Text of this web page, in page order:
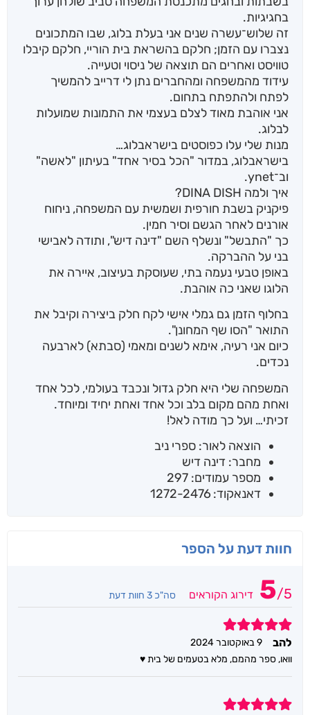
בחגיגיות.
זה שלוש־עשרה שנים אני בעלת בלוג, שבו המתכונים
נצברו עם הזמן; חלקם בהשראת בית הוריי, חלקם קיבלו
טוויסט ואחרים הם תוצאה של ניסוי וטעייה.
עידוד מהמשפחה ומהחברים נתן לי דרייב להמשיך
לפתח ולהתפתח בתחום.
אני אוהבת מאוד לצלם בעצמי את התמונות שמועלות
לבלוג.
מנות שלי עלו כפוסטים בישראבלוג…
בישראבלוג, במדור "הכל בסיר אחד" בעיתון "לאשה"
וב־ynet.
איך ולמה DINA DISH?
פיקניק בשבת חורפית ושמשית עם המשפחה, ניחוח
אורנים לאחר הגשם וסיר חמין.
כך "התבשל" ונשלף השם "דינה דיש", ותודה לאבישי
בני על ההברקה.
באופן טבעי נעמה בתי, שעוסקת בעיצוב, איירה את
הלוגו שאני כה אוהבת.
בחלוף הזמן גם גמלי אישי לקח חלק ביצירה וקיבל את
התואר "הסו שף המחונן".
כיום אני רעיה, אימא לשנים ומאמי (סבתא) לארבעה
נכדים.
המשפחה שלי היא חלק גדול ונכבד בעולמי, לכל אחד
ואחת מהם מקום בלב וכל אחד ואחת יחיד ומיוחד.
זכיתי… ועל כך מודה לאל!
הוצאה לאור: ספרי ניב
מחבר: דינה דיש
מספר עמודים: 297
דאנאקוד: 1272-2476
חוות דעת על הספר
5/5 דירוג הקוראים סה"כ 3 חוות דעת
5
להב
9 באוקטובר 2024
וואו, ספר מהמם, מלא בטעמים של בית ♥️
5